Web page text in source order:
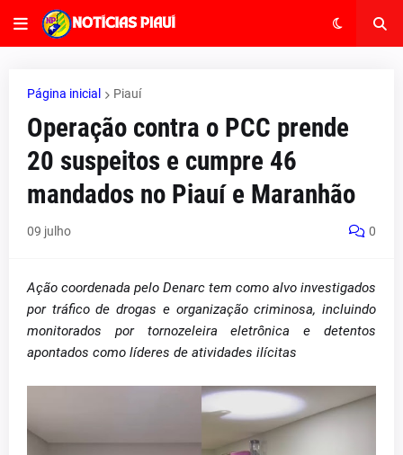
Página inicial Piauí
Operação contra o PCC prende
20 suspeitos e cumpre 46
mandados no Piauí e Maranhão
09 julho 0
Ação coordenada pelo Denarc tem como alvo investigados
por tráfico de drogas e organização criminosa, incluindo
monitorados por tornozeleira eletrônica e detentos
apontados como líderes de atividades ilícitas